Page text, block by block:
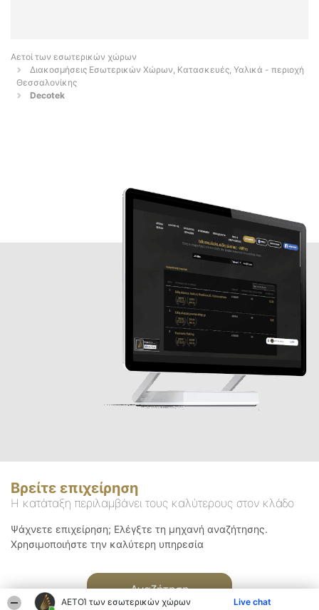
ΑΕΤΟΊ των εσωτερικών χώρων Live chat
Αετοί των εσωτερικών χώρων
Διακοσμήσεις Εσωτερικών Χώρων, Κατασκευές, Υαλικά - περιοχή
Θεσσαλονίκης
Decotek
Βρείτε επιχείρηση
Η κατάταξη περιλαμβάνει τους καλύτερους στον κλάδο
Ψάχνετε επιχείρηση; Ελέγξτε τη μηχανή αναζήτησης.
Χρησιμοποιήστε την καλύτερη υπηρεσία
Αναζήτηση